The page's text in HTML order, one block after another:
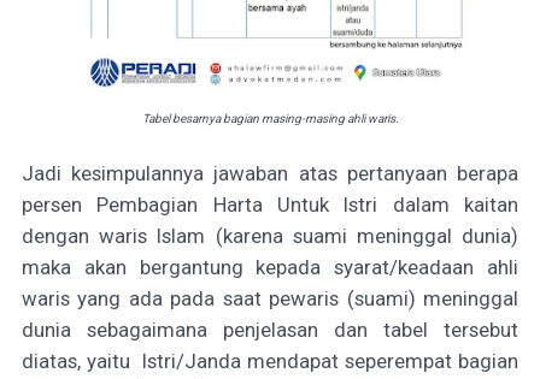
Tabel besarnya bagian masing-masing ahli waris.
Jadi kesimpulannya jawaban atas pertanyaan berapa
persen Pembagian Harta Untuk Istri dalam kaitan
dengan waris Islam (karena suami meninggal dunia)
maka akan bergantung kepada syarat/keadaan ahli
waris yang ada pada saat pewaris (suami) meninggal
dunia sebagaimana penjelasan dan tabel tersebut
diatas, yaitu Istri/Janda mendapat seperempat bagian